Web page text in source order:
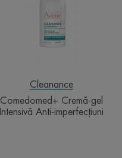
Anti-
imperfecțiuni
Cleanance
Comedomed+ Cremă-gel
Intensivă Anti-imperfecțiuni